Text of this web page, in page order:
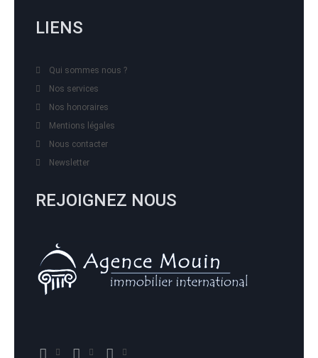
LIENS
Qui sommes nous ?
Nos services
Nos honoraires
Mentions légales
Nous contacter
Newsletter
REJOIGNEZ NOUS